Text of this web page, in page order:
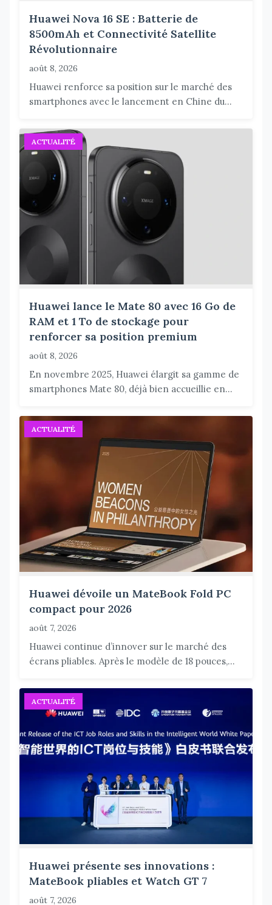
Huawei Nova 16 SE : Batterie de
8500mAh et Connectivité Satellite
Révolutionnaire
août 8, 2026
Huawei renforce sa position sur le marché des
smartphones avec le lancement en Chine du...
ACTUALITÉ
Huawei lance le Mate 80 avec 16 Go de
RAM et 1 To de stockage pour
renforcer sa position premium
août 8, 2026
En novembre 2025, Huawei élargit sa gamme de
smartphones Mate 80, déjà bien accueillie en...
ACTUALITÉ
Huawei dévoile un MateBook Fold PC
compact pour 2026
août 7, 2026
Huawei continue d’innover sur le marché des
écrans pliables. Après le modèle de 18 pouces,...
ACTUALITÉ
Huawei présente ses innovations :
MateBook pliables et Watch GT 7
août 7, 2026